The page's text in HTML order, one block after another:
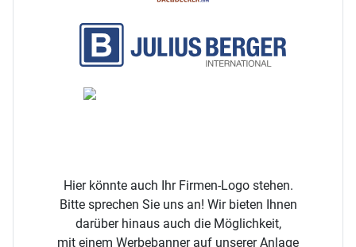
Hier könnte auch Ihr Firmen-Logo stehen.
Bitte sprechen Sie uns an! Wir bieten Ihnen
darüber hinaus auch die Möglichkeit,
mit einem Werbebanner auf unserer Anlage